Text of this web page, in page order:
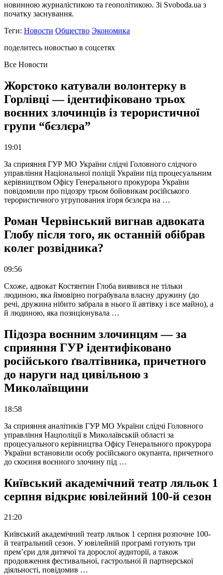
новинною журналістикою та геополітикою. Зі Svoboda.ua з
початку заснування.
Теги: Новости Общество Экономика
поделитесь новостью в соцсетях
Все Новости
Жорстоко катували волонтерку в
Горлівці — ідентифіковано трьох
воєнних злочинців із терористичної
групи “бєзлєра”
19:01
За сприяння ГУР МО України слідчі Головного слідчого
управління Національної поліції України під процесуальним
керівництвом Офісу Генерального прокурора України
повідомили про підозру трьом бойовикам російського
терористичного угруповання іґоря бєзлєра на …
Роман Червінський вигнав адвоката
Глобу після того, як останній обібрав
колег розвідника?
09:56
Схоже, адвокат Костянтин Глоба виявився не тільки
людиною, яка ймовірно пограбувала власну дружину (до
речі, дружина нібито забрала в нього її автівку і все майно), а
й людиною, яка позиціонувала …
Підозра воєнним злочинцям — за
сприяння ГУР ідентифіковано
російського ґвалтівника, причетного
до наруги над цивільною з
Миколаївщини
18:58
За сприяння аналітиків ГУР МО України слідчі Головного
управління Нацполіції в Миколаївській області за
процесуального керівництва Офісу Генерального прокурора
України встановили особу російського окупанта, причетного
до скоєння воєнного злочину під …
Київський академічний театр ляльок 1
серпня відкриє ювілейний 100-й сезон
21:20
Київський академічний театр ляльок 1 серпня розпочне 100-
й театральний сезон. У ювілейній програмі готують три
прем’єри для дитячої та дорослої аудиторії, а також
продовження фестивальної, гастрольної й партнерської
діяльності, повідомив …